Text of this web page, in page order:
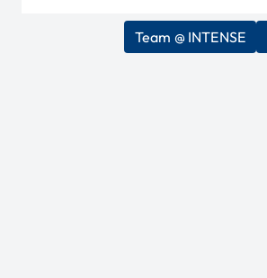
Team @ INTENSE